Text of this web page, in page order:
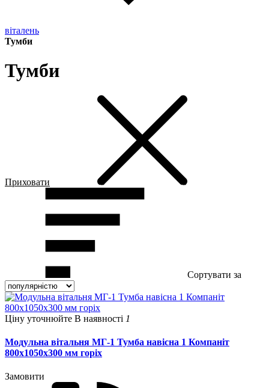
віталень
Тумби
Тумби
Приховати
Сортувати за
Ціну уточнюйте В наявності 1
Модульна вітальня МГ-1 Тумба навісна 1 Компаніт
800х1050х300 мм горіх
Замовити